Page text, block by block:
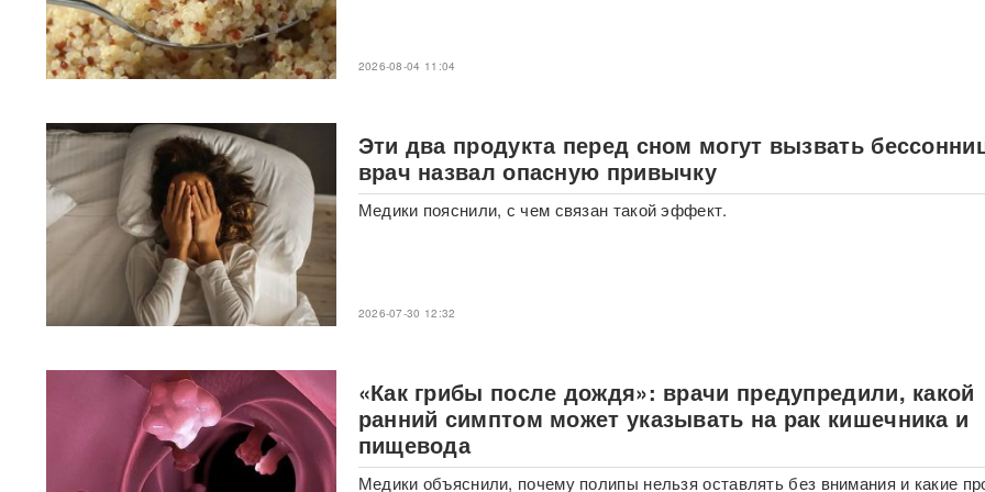
массированный удар по
КиевуВИДЕО
После атаки ВСУ в
«Убить нормальную
экономику — значит убить
страну»: Собянин выступил
против перевода России на
военные рельсы
Появилось видео мощного
пожара на АЗС в Ростове-на-
Дону, где сгорели десятки
Турист отсудил у
туроператора почти 900
тысяч рублей из-за плана
2026-08-04 11:04
Эти два продукта перед сном могут вызвать
врач назвал опасную привычку
Медики пояснили, с чем связан такой эффект.
2026-07-30 12:32
«Как грибы после дождя»: врачи предупредили, какой
ранний симптом может указывать на рак кишечника и
пищевода
Медики объяснили, почему полипы нельзя оставлять без внимания и какие